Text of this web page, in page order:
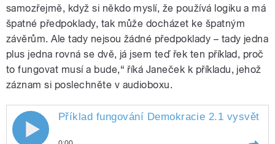
samozřejmě, když si někdo myslí, že používá logiku a má
špatné předpoklady, tak může docházet ke špatným
závěrům. Ale tady nejsou žádné předpoklady – tady jedna
plus jedna rovná se dvě, já jsem teď řek ten příklad, proč
to fungovat musí a bude,“ říká Janeček k příkladu, jehož
záznam si poslechněte v audioboxu.
Příklad fungování Demokracie 2.1